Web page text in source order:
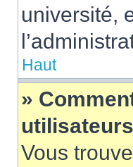
université,
Haut
»
Vous